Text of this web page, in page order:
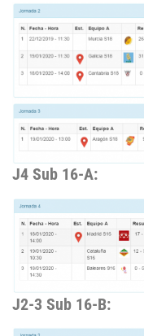
J4 Sub 16-A:
J2-3 Sub 16-B: